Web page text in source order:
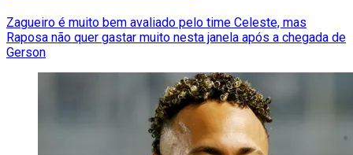
Zagueiro é muito bem avaliado pelo time Celeste, mas
Raposa não quer gastar muito nesta janela após a chegada de
Gerson